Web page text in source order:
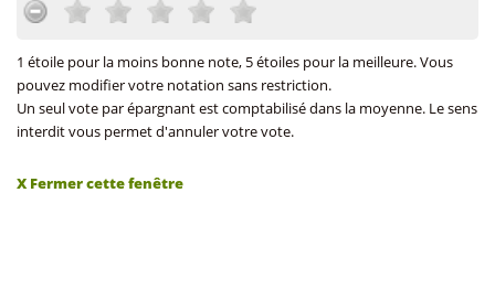
1 étoile pour la moins bonne note, 5 étoiles pour la meilleure. Vous
pouvez modifier votre notation sans restriction.
Un seul vote par épargnant est comptabilisé dans la moyenne. Le sens
interdit vous permet d'annuler votre vote.
X Fermer cette fenêtre